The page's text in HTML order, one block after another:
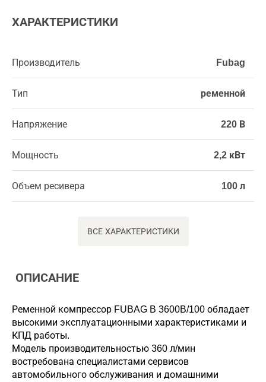
ХАРАКТЕРИСТИКИ
Производитель Fubag
Тип ременной
Напряжение 220 В
Мощность 2,2 кВт
Объем ресивера 100 л
ВСЕ ХАРАКТЕРИСТИКИ
ОПИСАНИЕ
Ременной компрессор FUBAG B 3600B/100 обладает
высокими эксплуатационными характеристиками и
КПД работы.
Модель производительностью 360 л/мин
востребована специалистами сервисов
автомобильного обслуживания и домашними